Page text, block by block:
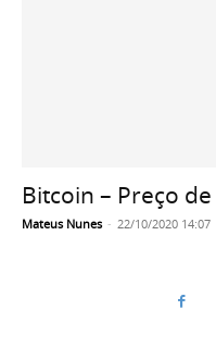
Bitcoin – Preço
Mateus Nunes - 22/10/2020 14:07